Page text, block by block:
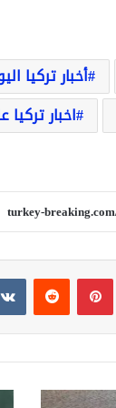
أخبار تركيا
اخبار تركيا
بينتيريست